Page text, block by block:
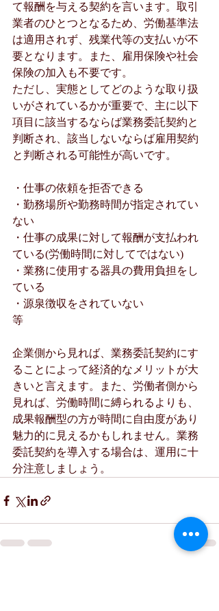
て報酬を与える契約を言います。取引
業者のひとつとなるため、労働基準法
は適用されず、残業代等の支払いが不
要となります。また、雇用保険や社会
保険の加入も不要です。
ただし、実態としてどのような取り扱
いがされているかが重要で、主に以下
項目に該当するならば業務委託契約と
判断され、該当しないならば雇用契約
と判断される可能性が高いです。
・仕事の依頼を拒否できる
・勤務場所や勤務時間が指定されてい
ない
・仕事の成果に対して報酬が支払われ
ている(労働時間に対してではない)
・業務に使用する器具の費用負担をし
ている
・源泉徴収をされていない
等
企業側から見れば、業務委託契約にす
ることによって経済的なメリットが大
きいと言えます。また、労働者側から
見れば、労働時間に縛られるよりも、
成果報酬型の方が時間に自由度があり
魅力的に見えるかもしれません。業務
委託契約を導入する場合は、運用に十
分注意しましょう。